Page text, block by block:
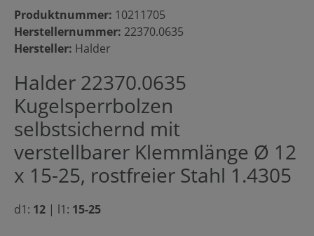
Produktnummer: 10211705
Herstellernummer: 22370.0635
Hersteller: Halder
Halder 22370.0635
Kugelsperrbolzen
selbstsichernd mit
verstellbarer Klemmlänge Ø 12
x 15-25, rostfreier Stahl 1.4305
d1: 12 | l1: 15-25